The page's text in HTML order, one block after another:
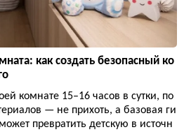
как создать безопасный ко
комнате 15–16 часов в сутки, по
— не прихоть, а базовая ги
превратить детскую в источн